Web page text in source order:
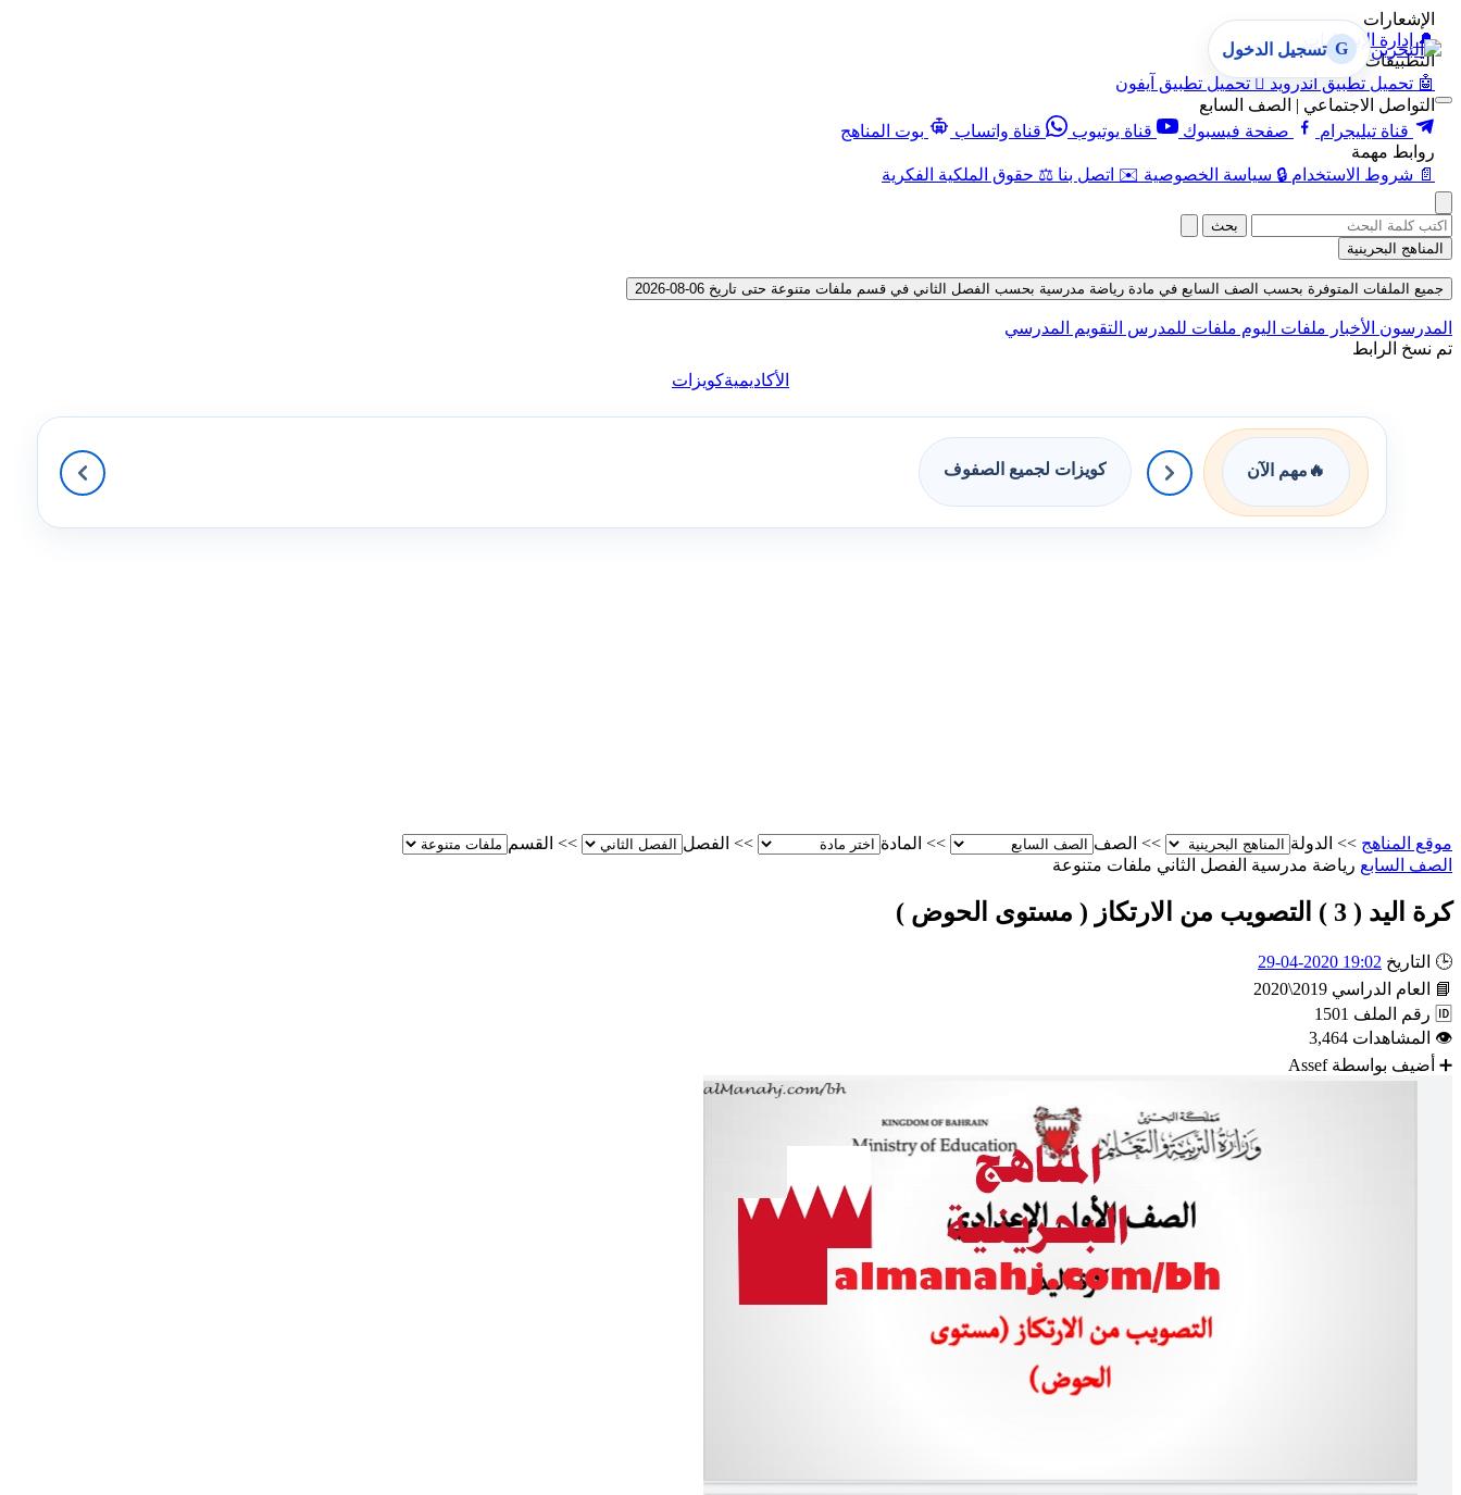
الإشعارات
🔔 إدارة الإشعارات
التطبيقات
🤖 تحميل تطبيق أندرويد  تحميل تطبيق آيفون
التواصل الاجتماعي | الصف السابع
قناة تيليجرام
صفحة فيسبوك قناة يوتيوب قناة واتساب
بوت المناهج
روابط مهمة
📄 شروط الاستخدام 🔒 سياسة الخصوصية ✉️ اتصل بنا ⚖️ حقوق الملكية الفكرية
G تسجيل الدخول
بحث
المناهج البحرينية
جميع الملفات المتوفرة بحسب الصف السابع في مادة رياضة مدرسية بحسب الفصل الثاني في قسم ملفات متنوعة حتى تاريخ 06-08-2026
المدرسون الأخبار ملفات اليوم ملفات للمدرس التقويم المدرسي
تم نسخ الرابط
الأكاديميةكويزات
🔥 مهم الآن كويزات لجميع الصفوف
موقع المناهج >> الدولة >> الصف >> المادة >> الفصل >> القسم
الصف السابع رياضة مدرسية الفصل الثاني ملفات متنوعة
كرة اليد ( 3 ) التصويب من الارتكاز ( مستوى الحوض )
🕒 التاريخ 19:02 2020-04-29
📘
العام الدراسي 2019\2020
🆔 رقم الملف 1501
👁 المشاهدات 3,464
➕ أضيف بواسطة Assef